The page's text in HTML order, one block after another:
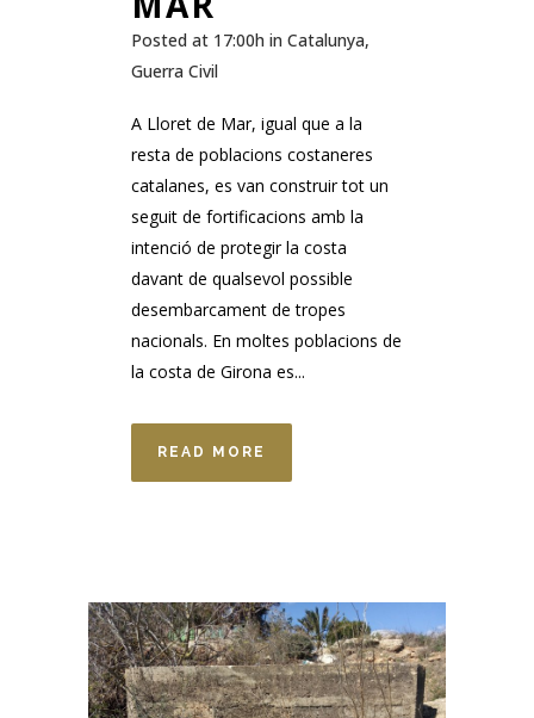
Posted at 17:00h in Catalunya,
Guerra Civil
A Lloret de Mar, igual que a la
resta de poblacions costaneres
catalanes, es van construir tot un
seguit de fortificacions amb la
intenció de protegir la costa
davant de qualsevol possible
desembarcament de tropes
nacionals. En moltes poblacions de
la costa de Girona es...
READ MORE